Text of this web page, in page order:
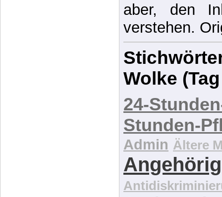
davon
aber, den
verstehen.
Wolke
24-
Stunden-
Admin Ältere